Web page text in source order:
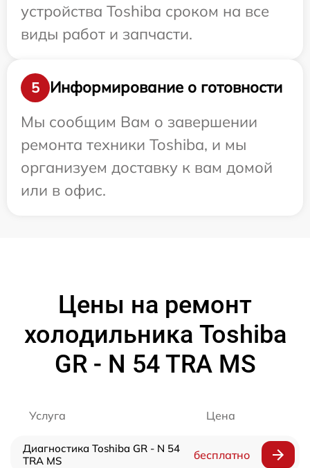
устройства Toshiba сроком на все
виды работ и запчасти.
5
Информирование о готовности
Мы сообщим Вам о завершении
ремонта техники Toshiba, и мы
организуем доставку к вам домой
или в офис.
Цены на ремонт
холодильника Toshiba
GR - N 54 TRA MS
Услуга Цена
Диагностика Toshiba GR - N 54
TRA MS
бесплатно